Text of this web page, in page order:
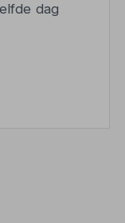
dag